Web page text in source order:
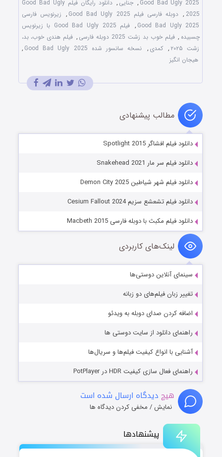
پیشنهادها
Good Bad Ugly 2025
, جنایی ,
دانلود رایگان فیلم Good Bad Ugly
2025
, دوبله فارسی فیلم Good Bad Ugly 2025 , زیرنویس فارسی
Good Bad Ugly 2025
,
فیلم Good Bad Ugly 2025 با زیرنویس
چسبیده , فیلم خوب بد زشت 2025 دوبله فارسی , فیلم هندی خوب، بد،
زشت ۲۰۲۵
, کمدی , نسخه سانسور شده Good Bad Ugly 2025
,
هیجان انگیز
مطالب پیشنهادی
دانلود فیلم افشاگر Spotlight 2015
دانلود فیلم سر مار Snakehead 2021
دانلود فیلم شهر شیاطین Demon City 2025
دانلود فیلم تشعشع سزیم Cesium Fallout 2024
دانلود فیلم مکبث با دوبله فارسی Macbeth 2015
لینک‌های کاربردی
سینمای آنلاین دوستی‌ها
تغییر زبان فیلم‌های دو زبانه
اضافه کردن صدای دوبله به ویدئو
راهنمای دانلود از سایت دوستی ها
آشنایی با انواع کیفیت فیلم‌ها و سریال‌ها
راهنمای فعال سازی کیفیت HDR در PotPlayer
هیچ دیدگاه ارسال شده است
نمایش / مخفی کردن دیدگاه ها